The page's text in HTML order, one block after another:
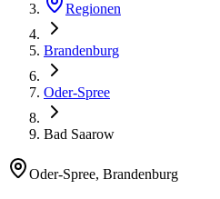
Regionen
Brandenburg
Oder-Spree
Bad Saarow
Oder-Spree, Brandenburg